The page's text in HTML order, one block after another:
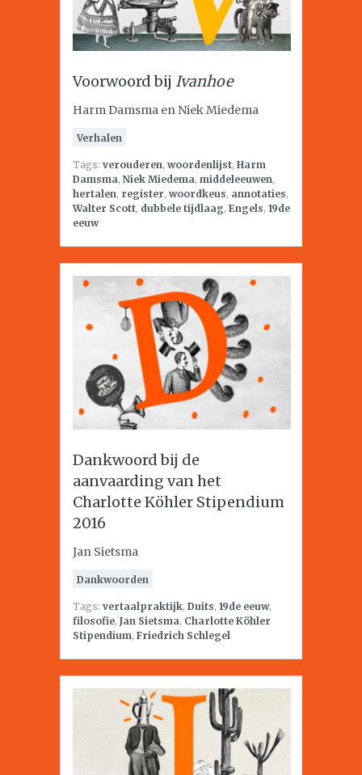
Voorwoord bij Ivanhoe
Harm Damsma en Niek Miedema
Verhalen
Tags: verouderen, woordenlijst, Harm
Damsma, Niek Miedema, middeleeuwen,
hertalen, register, woordkeus, annotaties,
Walter Scott, dubbele tijdlaag, Engels, 19de
eeuw
Dankwoord bij de
aanvaarding van het
Charlotte Köhler Stipendium
2016
Jan Sietsma
Dankwoorden
Tags: vertaalpraktijk, Duits, 19de eeuw,
filosofie, Jan Sietsma, Charlotte Köhler
Stipendium, Friedrich Schlegel